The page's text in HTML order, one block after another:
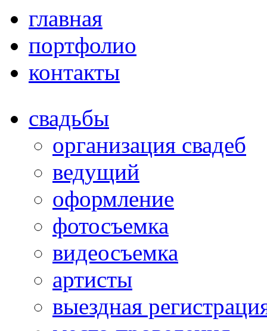
главная
портфолио
контакты
свадьбы
организация свадеб
ведущий
оформление
фотосъемка
видеосъемка
артисты
выездная